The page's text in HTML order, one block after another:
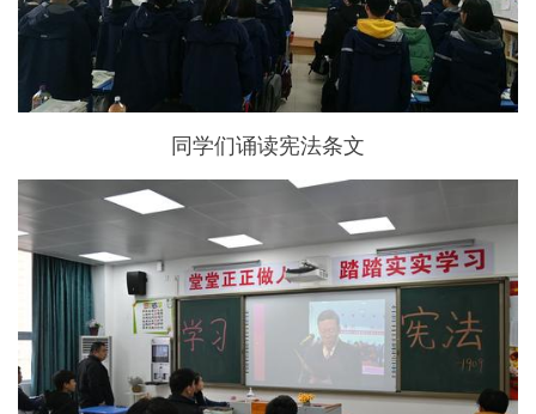
同学们诵读宪法条文